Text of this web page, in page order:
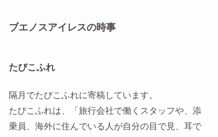
ブエノスアイレスの時事
たびこふれ
隔月でたびこふれに寄稿しています。
たびこふれは、「旅行会社で働くスタッフや、添
乗員、海外に住んでいる人が自分の目で見、耳で